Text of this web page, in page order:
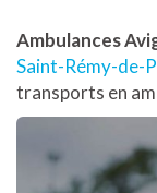
Ambulances
Saint-Rémy-de-
transports en